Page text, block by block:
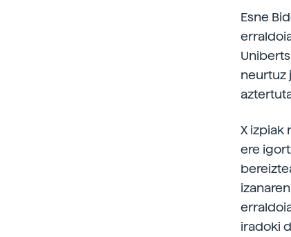
Esne
neurtuz
X izpiak
ere
iradoki